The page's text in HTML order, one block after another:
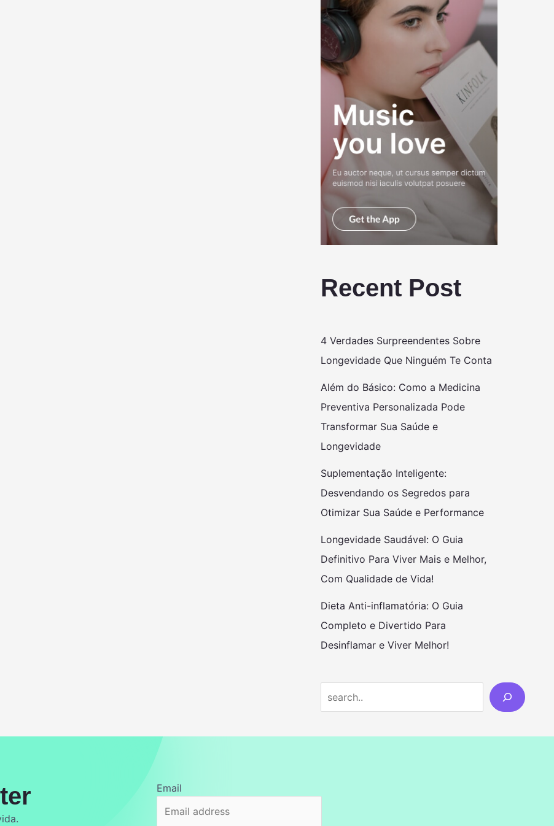
Recent Post
4 Verdades Surpreendentes Sobre
Longevidade Que Ninguém Te Conta
Além do Básico: Como a Medicina
Preventiva Personalizada Pode
Transformar Sua Saúde e
Longevidade
Suplementação Inteligente:
Desvendando os Segredos para
Otimizar Sua Saúde e Performance
Longevidade Saudável: O Guia
Definitivo Para Viver Mais e Melhor,
Com Qualidade de Vida!
Dieta Anti-inflamatória: O Guia
Completo e Divertido Para
Desinflamar e Viver Melhor!
e
Email